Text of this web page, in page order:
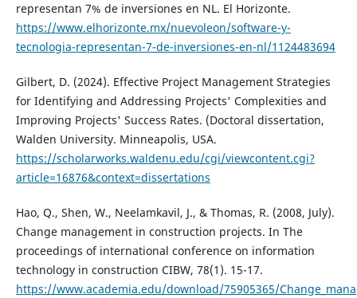
representan 7% de inversiones en NL. El Horizonte.
https://www.elhorizonte.mx/nuevoleon/software-y-
tecnologia-representan-7-de-inversiones-en-nl/1124483694
Gilbert, D. (2024). Effective Project Management Strategies
for Identifying and Addressing Projects' Complexities and
Improving Projects' Success Rates. (Doctoral dissertation,
Walden University. Minneapolis, USA.
https://scholarworks.waldenu.edu/cgi/viewcontent.cgi?
article=16876&context=dissertations
Hao, Q., Shen, W., Neelamkavil, J., & Thomas, R. (2008, July).
Change management in construction projects. In The
proceedings of international conference on information
technology in construction CIBW, 78(1). 15-17.
https://www.academia.edu/download/75905365/